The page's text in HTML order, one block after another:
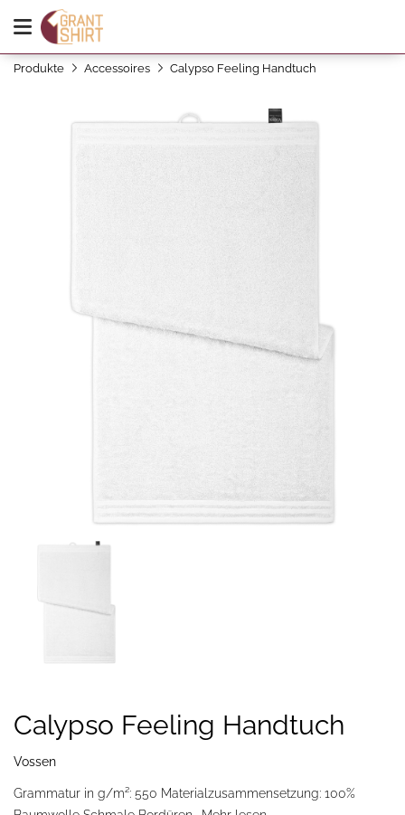
Produkte Accessoires Calypso Feeling Handtuch
Calypso Feeling Handtuch
Vossen
Grammatur in g/m²: 550 Materialzusammensetzung: 100%